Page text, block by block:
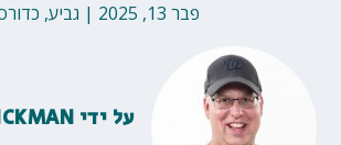
פבר 13, 2025 | גביע,
על ידי